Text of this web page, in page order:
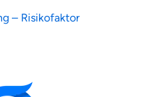
– Risikofaktor